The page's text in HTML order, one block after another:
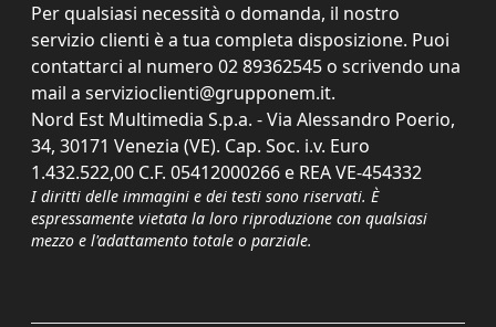
Per qualsiasi necessità o domanda, il nostro
servizio clienti è a tua completa disposizione. Puoi
contattarci al numero 02 89362545 o scrivendo una
mail a servizioclienti@grupponem.it.
Nord Est Multimedia S.p.a. - Via Alessandro Poerio,
34, 30171 Venezia (VE). Cap. Soc. i.v. Euro
1.432.522,00 C.F. 05412000266 e REA VE-454332
I diritti delle immagini e dei testi sono riservati. È
espressamente vietata la loro riproduzione con qualsiasi
mezzo e l'adattamento totale o parziale.